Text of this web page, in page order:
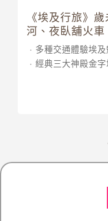
《埃及行旅》
河、夜臥舖火
館 10 日
多種交通體驗埃及
經典三大神殿金字